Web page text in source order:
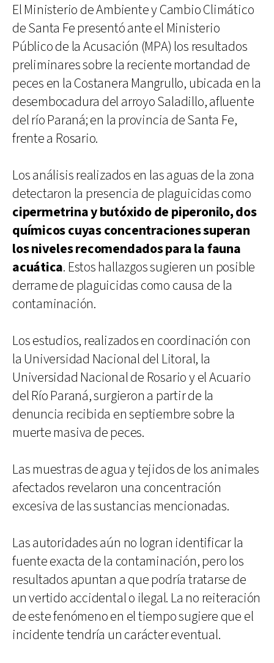
El Ministerio de Ambiente y Cambio Climático
de Santa Fe presentó ante el Ministerio
Público de la Acusación (MPA) los resultados
preliminares sobre la reciente mortandad de
peces en la Costanera Mangrullo, ubicada en la
desembocadura del arroyo Saladillo, afluente
del río Paraná; en la provincia de Santa Fe,
frente a Rosario.
Los análisis realizados en las aguas de la zona
detectaron la presencia de plaguicidas como
cipermetrina y butóxido de piperonilo, dos
químicos cuyas concentraciones superan
los niveles recomendados para la fauna
acuática. Estos hallazgos sugieren un posible
derrame de plaguicidas como causa de la
contaminación.
Los estudios, realizados en coordinación con
la Universidad Nacional del Litoral, la
Universidad Nacional de Rosario y el Acuario
del Río Paraná, surgieron a partir de la
denuncia recibida en septiembre sobre la
muerte masiva de peces.
Las muestras de agua y tejidos de los animales
afectados revelaron una concentración
excesiva de las sustancias mencionadas.
Las autoridades aún no logran identificar la
fuente exacta de la contaminación, pero los
resultados apuntan a que podría tratarse de
un vertido accidental o ilegal. La no reiteración
de este fenómeno en el tiempo sugiere que el
incidente tendría un carácter eventual.